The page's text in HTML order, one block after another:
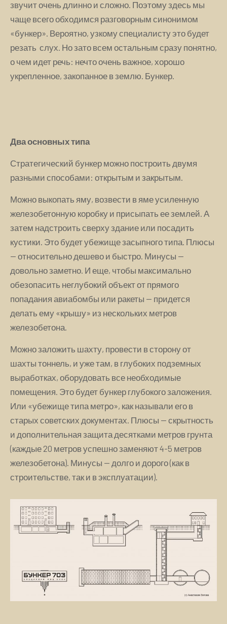
звучит очень длинно и сложно. Поэтому здесь мы
чаще всего обходимся разговорным синонимом
«бункер». Вероятно, узкому специалисту это будет
резать слух. Но зато всем остальным сразу понятно,
о чем идет речь: нечто очень важное, хорошо
укрепленное, закопанное в землю. Бункер.
Два основных типа
Стратегический бункер можно построить двумя
разными способами: открытым и закрытым.
Можно выкопать яму, возвести в яме усиленную
железобетонную коробку и присыпать ее землей. А
затем надстроить сверху здание или посадить
кустики. Это будет убежище засыпного типа. Плюсы
— относительно дешево и быстро. Минусы —
довольно заметно. И еще, чтобы максимально
обезопасить неглубокий объект от прямого
попадания авиабомбы или ракеты — придется
делать ему «крышу» из нескольких метров
железобетона.
Можно заложить шахту, провести в сторону от
шахты тоннель, и уже там, в глубоких подземных
выработках, оборудовать все необходимые
помещения. Это будет бункер глубокого заложения.
Или «убежище типа метро», как называли его в
старых советских документах. Плюсы — скрытность
и дополнительная защита десятками метров грунта
(каждые 20 метров успешно заменяют 4-5 метров
железобетона). Минусы — долго и дорого (как в
строительстве, так и в эксплуатации).